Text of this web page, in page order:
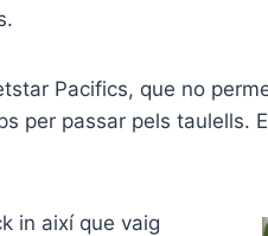
Pacifics, que no
per passar pels taulells.
in així que vaig